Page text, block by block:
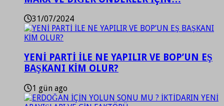
31/07/2024
YENİ PARTİ İLE NE YAPILIR VE BOP’UN EŞ
BAŞKANI KİM OLUR?
1 gün ago